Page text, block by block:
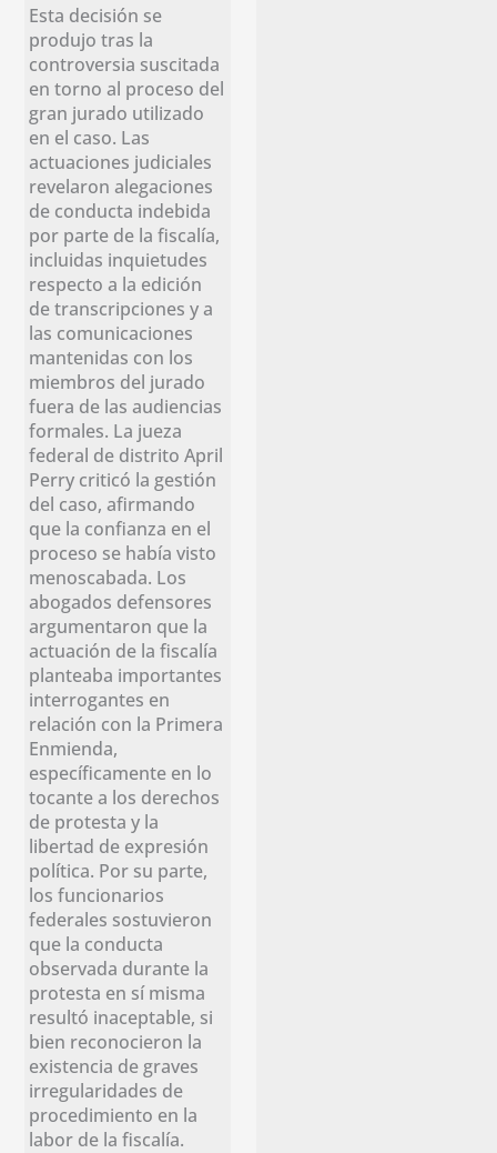
Esta decisión se
produjo tras la
controversia suscitada
en torno al proceso del
gran jurado utilizado
en el caso. Las
actuaciones judiciales
revelaron alegaciones
de conducta indebida
por parte de la fiscalía,
incluidas inquietudes
respecto a la edición
de transcripciones y a
las comunicaciones
mantenidas con los
miembros del jurado
fuera de las audiencias
formales. La jueza
federal de distrito April
Perry criticó la gestión
del caso, afirmando
que la confianza en el
proceso se había visto
menoscabada. Los
abogados defensores
argumentaron que la
actuación de la fiscalía
planteaba importantes
interrogantes en
relación con la Primera
Enmienda,
específicamente en lo
tocante a los derechos
de protesta y la
libertad de expresión
política. Por su parte,
los funcionarios
federales sostuvieron
que la conducta
observada durante la
protesta en sí misma
resultó inaceptable, si
bien reconocieron la
existencia de graves
irregularidades de
procedimiento en la
labor de la fiscalía.